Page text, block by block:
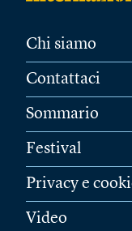
Chi siamo
Contattaci
Sommario
Festival
Privacy e
Video